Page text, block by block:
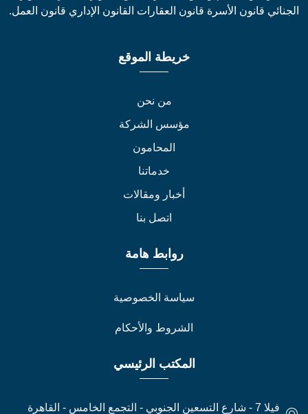
قانون الأسرة قانون العقارات القانون الإداري قانون العمل.
خريطة الموقع
من نحن
مؤسس الشركة
المحامون
خدماتنا
أخبار ومقالات
اتصل بنا
روابط هامة
سياسة الخصوصية
الشروط والأحكام
المكتب الرئيسي
فيلا 7 - شارع التسعين الجنوبي - التجمع الخامس - القاهرة